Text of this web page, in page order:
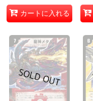
カートに入れる